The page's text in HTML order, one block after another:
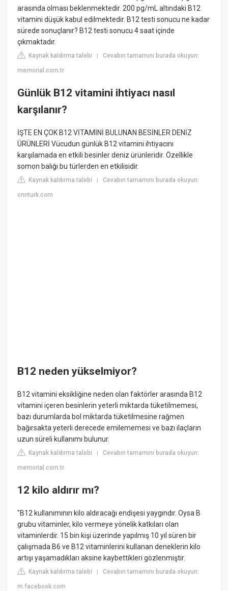
arasında olması beklenmektedir. 200 pg/mL altındaki B12
vitamini düşük kabul edilmektedir. B12 testi sonucu ne kadar
sürede sonuçlanır? B12 testi sonucu 4 saat içinde
çıkmaktadır.
Kaynak kaldırma talebi |Cevabın tamamını burada okuyun:
memorial.com.tr
Günlük B12 vitamini ihtiyacı nasıl
karşılanır?
İŞTE EN ÇOK B12 VİTAMİNİ BULUNAN BESİNLER DENİZ
ÜRÜNLERİ Vücudun günlük B12 vitamini ihtiyacını
karşılamada en etkili besinler deniz ürünleridir. Özellikle
somon balığı bu türlerden en etkilisidir.
Kaynak kaldırma talebi |Cevabın tamamını burada okuyun:
cnnturk.com
B12 neden yükselmiyor?
B12 vitamini eksikliğine neden olan faktörler arasında B12
vitamini içeren besinlerin yeterli miktarda tüketilmemesi,
bazı durumlarda bol miktarda tüketilmesine rağmen
bağırsakta yeterli derecede emilememesi ve bazı ilaçların
uzun süreli kullanımı bulunur.
Kaynak kaldırma talebi |Cevabın tamamını burada okuyun:
memorial.com.tr
12 kilo aldırır mı?
"B12 kullanımının kilo aldıracağı endişesi yaygındır. Oysa B
grubu vitaminler, kilo vermeye yönelik katkıları olan
vitaminlerdir. 15 bin kişi üzerinde yapılmış 10 yıl süren bir
çalışmada B6 ve B12 vitaminlerini kullanan deneklerin kilo
artışı yaşamadıkları aksine kaybettikleri gözlenmiştir.
Kaynak kaldırma talebi |Cevabın tamamını burada okuyun:
m.facebook.com